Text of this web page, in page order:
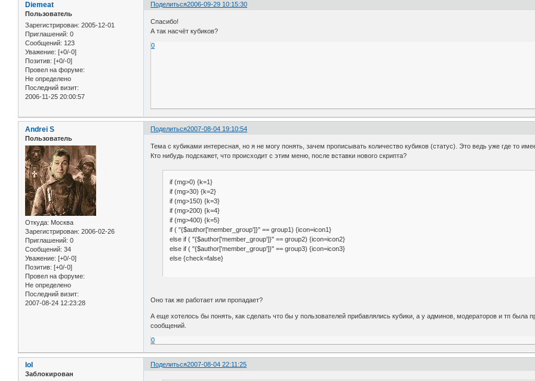
Поделиться2006-09-29 10:15:30
Diemeat
Пользователь
Зарегистрирован: 2005-12-01
Приглашений: 0
Сообщений: 123
Уважение: [+0/-0]
Позитив: [+0/-0]
Провел на форуме:
Не определено
Последний визит:
2006-11-25 20:00:57
Спасибо!
А так насчёт кубиков?
0
Поделиться2007-08-04 19:10:54
Andrei S
Пользователь
Откуда: Москва
Зарегистрирован: 2006-02-26
Приглашений: 0
Сообщений: 34
Уважение: [+0/-0]
Позитив: [+0/-0]
Провел на форуме:
Не определено
Последний визит:
2007-08-24 12:23:28
Тема с кубиками интересная, но я не могу понять, зачем прописывать количество кубиков (статус). Это ведь уже где то
Кто нибудь подскажет, что происходит с этим меню, после вставки нового скрипта?
if (mg>0) {k=1}
if (mg>30) {k=2}
if (mg>150) {k=3}
if (mg>200) {k=4}
if (mg>400) {k=5}
if ( "{$author['member_group']}" == group1) {icon=icon1}
else if ( "{$author['member_group']}" == group2) {icon=icon2}
else if ( "{$author['member_group']}" == group3) {icon=icon3}
else {check=false}
Оно так же работает или пропадает?
А еще хотелось бы понять, как сделать что бы у пользователей прибавлялись кубики, а у админов, модераторов и тп была
сообщений.
0
Поделиться2007-08-04 22:11:25
lol
Заблокирован